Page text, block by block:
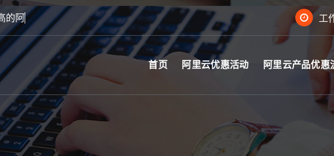
工
首页 阿里云优惠活动 阿里云产品优惠